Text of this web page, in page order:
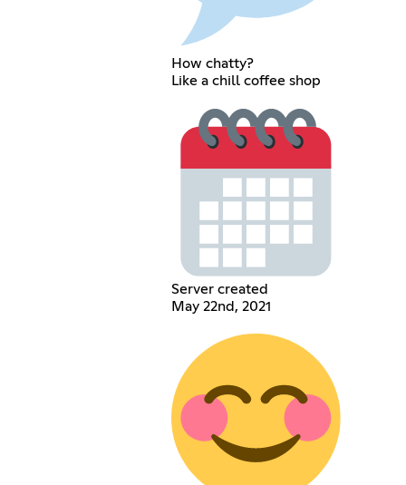
How chatty?
Like a chill coffee shop
Server created
May 22nd, 2021